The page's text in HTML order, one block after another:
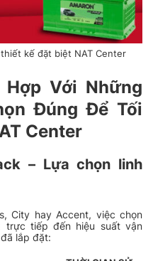
kế đặt biệt NAT Center
Hợp Với Những
Đúng Để Tối
Center
– Lựa chọn linh
City hay Accent, việc chọn
trực tiếp đến hiệu suất vận
lắp đặt: